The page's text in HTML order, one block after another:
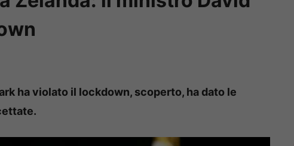
ha violato il lockdown, scoperto, ha dato le